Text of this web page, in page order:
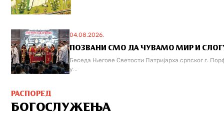
04.08.2026.
ПОЗВАНИ СМО ДА ЧУВАМО МИР И
Беседа Његове Светости Патријарха српског г.
у...
РАСПОРЕД
БОГОСЛУЖЕЊА